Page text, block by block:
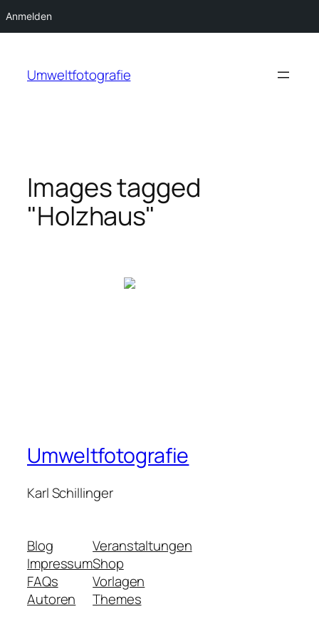
Anmelden
springen
Umweltfotografie
Images tagged
"Holzhaus"
Umweltfotografie
Karl Schillinger
Blog
Impressum
FAQs
Autoren
Veranstaltungen
Shop
Vorlagen
Themes